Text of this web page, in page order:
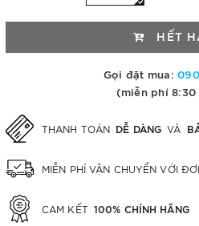
HẾT
Gọi đặt mua:
(miễn phí 8:30
THANH TOÁN DỄ DÀNG VÀ
MIỄN PHÍ VẬN CHUYỂN VỚI
CAM KẾT 100% CHÍNH HÃNG